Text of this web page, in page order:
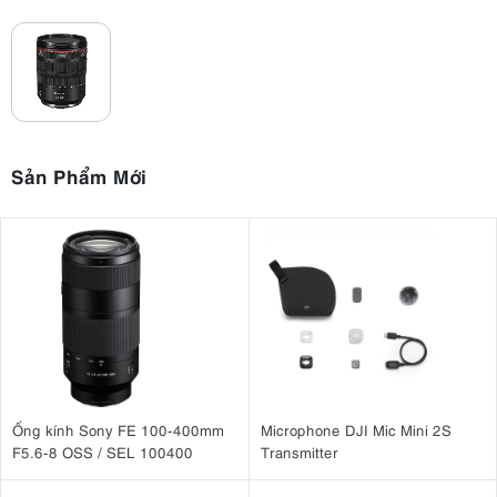
Sản Phẩm Mới
Ống kính Sony FE 100-400mm
F5.6-8 OSS / SEL 100400
Microphone DJI Mic Mini 2S
Transmitter